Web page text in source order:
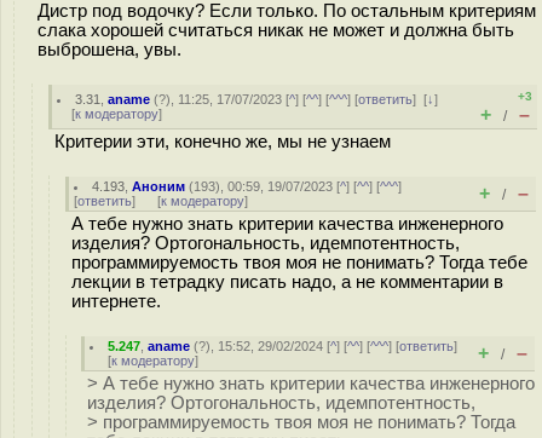
Дистр под водочку? Если только. По остальным критериям
слака хорошей считаться никак не может и должна быть
выброшена, увы.
3.31 ,aname (?), 11:25, 17/07/2023 [^] [^^] [^^^] [ответить][↓]
[к модератору]
+3
+ / –
Критерии эти, конечно же, мы не узнаем
4.193 ,Аноним (193), 00:59, 19/07/2023 [^] [^^] [^^^]
[ответить] [к модератору] + / –
А тебе нужно знать критерии качества инженерного
изделия? Ортогональность, идемпотентность,
программируемость твоя моя не понимать? Тогда тебе
лекции в тетрадку писать надо, а не комментарии в
интернете.
5.247 ,aname (?), 15:52, 29/02/2024 [^] [^^] [^^^] [ответить]
[к модератору] + / –
> А тебе нужно знать критерии качества инженерного
изделия? Ортогональность, идемпотентность,
> программируемость твоя моя не понимать? Тогда